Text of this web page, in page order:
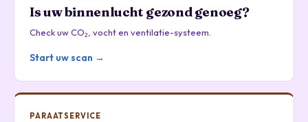
Is uw binnenlucht gezond genoeg?
Check uw CO₂, vocht en ventilatie-systeem.
Start uw scan →
PARAATSERVICE